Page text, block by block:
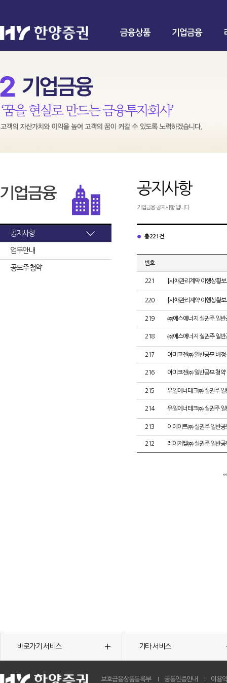
금융상품 기업금융
공지사항
업무안내
공모주 청약
공지사항
기업금융 공지사항 입니다.
총 221건
번호
221 [사채관리계약 이행상황
220 [사채관리계약 이행상황
219 ㈜에스에너지 실권주 일반
218 ㈜에스에너지 실권주 일반
217 아미코젠㈜ 일반공모 배정
216 아미코젠㈜ 일반공모 청약
215 유일에너테크㈜ 실권주 일
214 유일에너테크㈜ 실권주 일
213 이에이트㈜ 실권주 일반공
212 레이저쎌㈜ 실권주 일반공
바로가기 서비스 기타 서비스
보호금융상품등록부 공동인증안내 이용